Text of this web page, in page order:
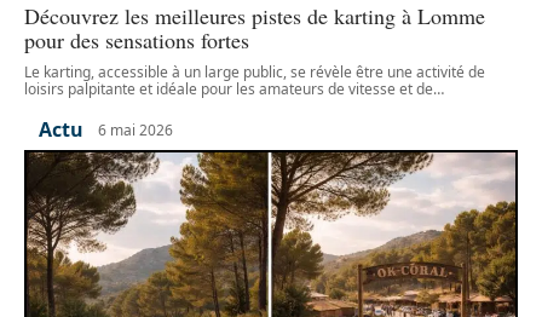
Découvrez les meilleures pistes de karting à Lomme
pour des sensations fortes
Le karting, accessible à un large public, se révèle être une activité de
loisirs palpitante et idéale pour les amateurs de vitesse et de…
Actu 6 mai 2026